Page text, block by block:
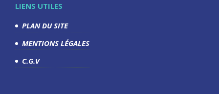
LIENS UTILES
PLAN DU SITE
MENTIONS LÉGALES
C.G.V